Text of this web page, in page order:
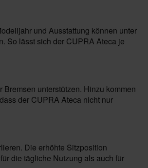
und Ausstattung können unter
So lässt sich der CUPRA Ateca je
unterstützen. Hinzu kommen
der CUPRA Ateca nicht nur
Die erhöhte Sitzposition
die tägliche Nutzung als auch für